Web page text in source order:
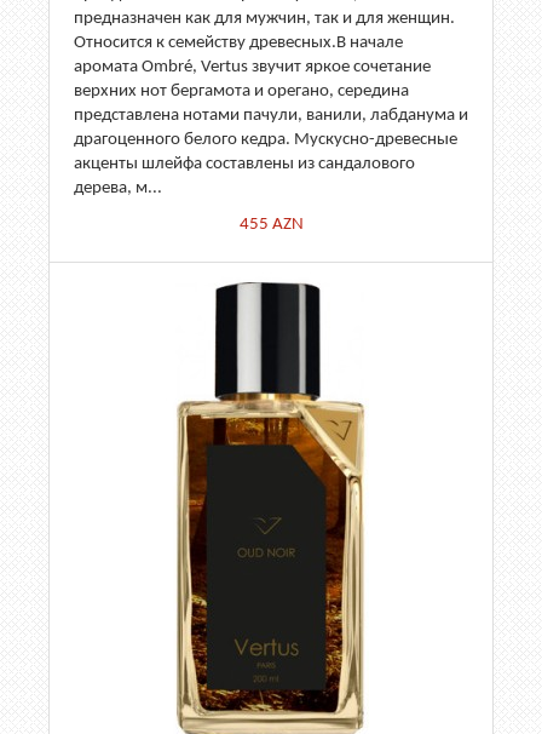
предназначен как для мужчин, так и для женщин.
Относится к семейству древесных.В начале
аромата Ombré, Vertus звучит яркое сочетание
верхних нот бергамота и орегано, середина
представлена нотами пачули, ванили, лабданума и
драгоценного белого кедра. Мускусно-древесные
акценты шлейфа составлены из сандалового
дерева, м...
455 AZN